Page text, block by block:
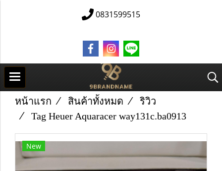
0831599515
หน้าแรก สินค้าทั้งหมด
ริวิว
Tag Heuer Aquaracer way131c.ba0913
New